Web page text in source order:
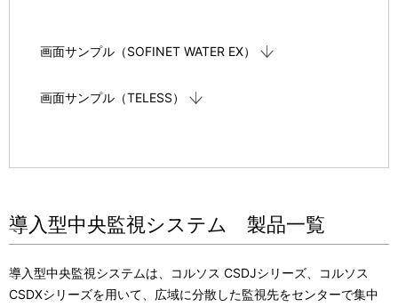
画面サンプル（SOFINET WATER EX）
画面サンプル（TELESS）
導入型中央監視システム 製品一覧
導入型中央監視システムは、コルソス CSDJシリーズ、コルソス
CSDXシリーズを用いて、広域に分散した監視先をセンターで集中